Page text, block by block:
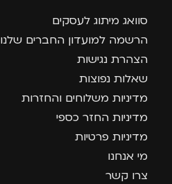
סוואג מיתוג לעסקים
הרשמה למועדון החברים שלנו
הצהרת נגישות
שאלות נפוצות
מדיניות משלוחים והחזרות
מדיניות החזר כספי
מדיניות פרטיות
מי אנחנו
צרו קשר